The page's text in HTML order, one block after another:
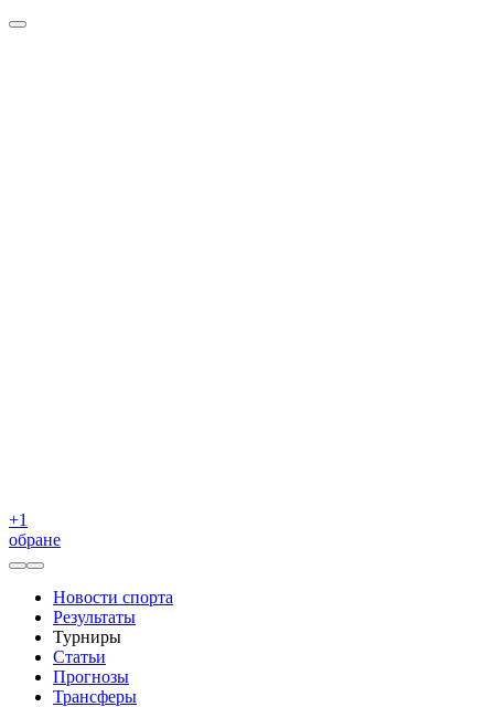
+1
обране
Новости спорта
Результаты
Турниры
Статьи
Прогнозы
Трансферы